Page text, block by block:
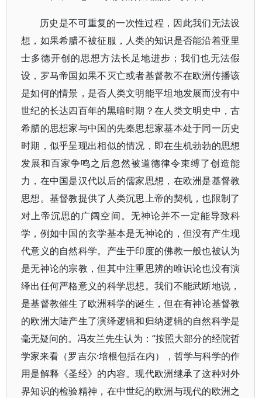
历史是不可重复的一次性过程，因此我们无法设
想，如果希腊不被征服，人类的知识是否能沿着亚里
士多德开创的思想方法长足地进步；我们也无法假
设，罗马帝国如果不灭亡或者基督教不在欧洲传播该
是如何的情景，是否人类文明能平坦地发展而没有中
世纪的长达四百年的黑暗时期？在人类文明史中，古
希腊的思想家与中国的先秦思想家基本处于同一历史
时期，似乎呈现出相似的情况，即在生机勃勃的思想
发展和百家争鸣之后忽然被道德律令束缚了创造能
力，在中国是汉代以后的儒家思想，在欧洲是基督教
思想。基督教提供了人类沉思上帝的契机，也限制了
对上帝沉思的广阔空间。无神论并不一定能导致科
学，例如中国的玄学基本是无神论的，但没有产生现
代意义的自然科学。产生于印度的佛教一般也被认为
是无神论的宗教，但其中注重思辨的唯识论也没有演
绎出任何严格意义的科学思想。我们不能武断地说，
是基督教催生了欧洲科学的诞生，但在有神论基督教
的欧洲大陆产生了演绎逻辑和归纳逻辑的自然科学是
毫无疑问的。冯友兰先生认为：“按照大部分的经院哲
学家来看（罗吉尔·培根包括在内），哲学与科学的作
用是解释《圣经》的内容。现代欧洲继承了这种对外
界知识的检验精神，在中世纪的欧洲与现代的欧洲之